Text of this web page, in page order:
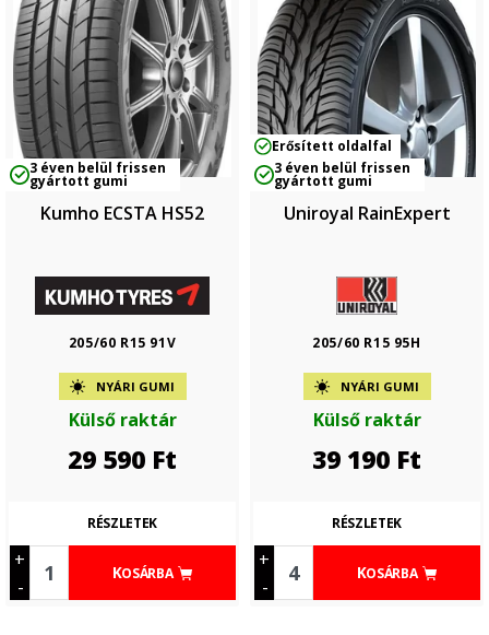
3 éven belül frissen
gyártott gumi
Kumho ECSTA HS52
205/60 R15 91V
NYÁRI GUMI
Külső raktár
29 590 Ft
+
-
KOSÁRBA
RÉSZLETEK
Erősített oldalfal
3 éven belül frissen
gyártott gumi
Uniroyal RainExpert
205/60 R15 95H
NYÁRI GUMI
Külső raktár
39 190 Ft
+
-
KOSÁRBA
RÉSZLETEK